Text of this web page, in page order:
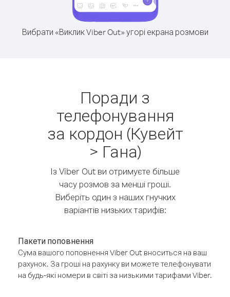
Вибрати «Виклик Viber Out» угорі екрана розмови
Поради з
телефонування
за кордон (Кувейт
> Гана)
Із Viber Out ви отримуєте більше
часу розмов за менші гроші.
Виберіть один з наших гнучких
варіантів низьких тарифів:
Пакети поповнення
Сума вашого поповнення Viber Out вноситься на ваш
рахунок. За гроші на рахунку ви можете телефонувати
на будь-які номери в світі за низькими тарифами Viber.